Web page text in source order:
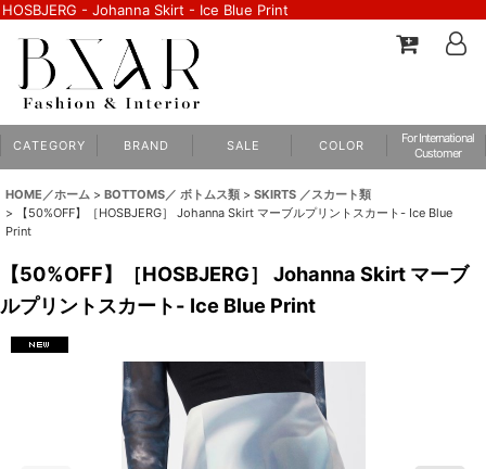
HOSBJERG - Johanna Skirt - Ice Blue Print
C A T E G O R Y B R A N D S A L E C O L O R
For International
Customer
HOME／ホーム > BOTTOMS／ ボトムス類 > SKIRTS ／スカート類
>
【50%OFF】［HOSBJERG］ Johanna Skirt マーブルプリントスカート- Ice Blue
Print
【50%OFF】［HOSBJERG］ Johanna Skirt マーブ
ルプリントスカート- Ice Blue Print